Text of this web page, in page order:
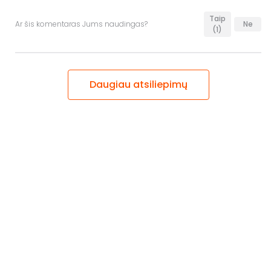
Ar šis komentaras Jums naudingas?
Taip
(1)
Ne
Daugiau atsiliepimų